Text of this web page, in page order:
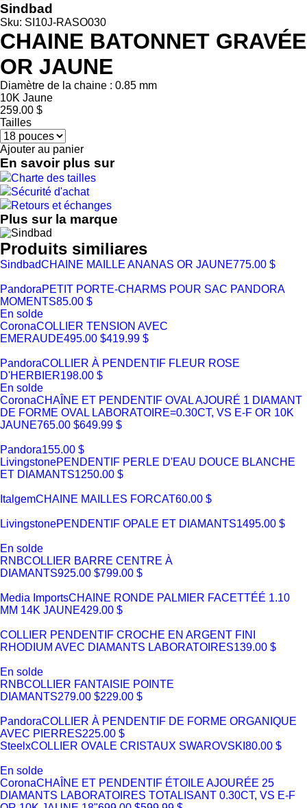
Sindbad
Sku: SI10J-RASO030
CHAINE BATONNET GRAVÉE
OR JAUNE
Diamètre de la chaine : 0.85 mm
10K Jaune
259.00 $
Tailles
Ajouter au panier
En savoir plus sur
Charte des tailles
Sécurité d'achat
Retours et échanges
Plus sur la marque
Produits similiares
SindbadCHAINE MAILLE ANANAS OR JAUNE775.00 $
PandoraPETIT PORTE-CHARMS POUR SAC PANDORA
MOMENTS85.00 $
En solde
CoronaCOLLIER TENSION AVEC
EMERAUDE495.00 $419.99 $
PandoraCOLLIER À PENDENTIF FLEUR ROSE
D'HERBIER198.00 $
En solde
CoronaCHAÎNE ET PENDENTIF OVAL AJOURÉ 1 DIAMANT
DE FORME OVAL LABORATOIRE=0.30CT, VS E-F OR 10K
JAUNE765.00 $649.99 $
Pandora155.00 $
LivingstonePENDENTIF PERLE D'EAU DOUCE BLANCHE
ET DIAMANTS1250.00 $
ItalgemCHAINE MAILLES FORCAT60.00 $
LivingstonePENDENTIF OPALE ET DIAMANTS1495.00 $
En solde
RNBCOLLIER BARRE CENTRE À
DIAMANTS925.00 $799.00 $
Media ImportsCHAINE RONDE PALMIER FACETTÉÉ 1.10
MM 14K JAUNE429.00 $
COLLIER PENDENTIF CROCHE EN ARGENT FINI
RHODIUM AVEC DIAMANTS LABORATOIRES139.00 $
En solde
RNBCOLLIER FANTAISIE POINTE
DIAMANTS279.00 $229.00 $
PandoraCOLLIER À PENDENTIF DE FORME ORGANIQUE
AVEC PIERRES225.00 $
SteelxCOLLIER OVALE CRISTAUX SWAROVSKI 80.00 $
En solde
CoronaCHAÎNE ET PENDENTIF ÉTOILE AJOURÉE 25
DIAMANTS LABORATOIRES TOTALISANT 0.30CT, VS E-F